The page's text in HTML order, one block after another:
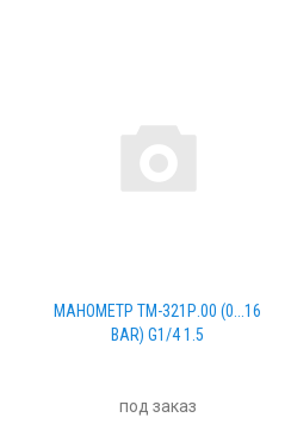
МАНОМЕТР ТМ-321Р.00 (0...16
BAR) G1/4 1.5
под заказ